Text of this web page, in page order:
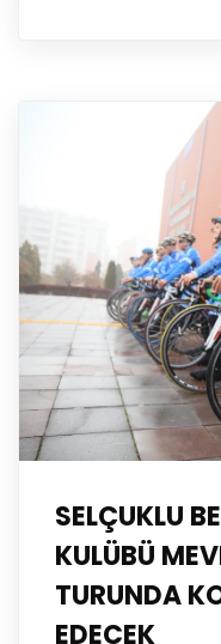
SELÇUKLU
KULÜBÜ
TURUNDA
EDECEK